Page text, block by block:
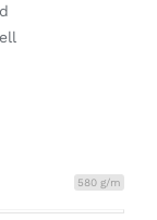
580 g/m